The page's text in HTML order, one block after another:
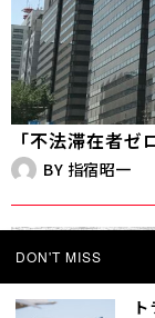
「不法滞在者ゼ
BY 指宿昭一
DON'T MISS